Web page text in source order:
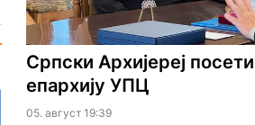
Српски Архијереј
епархију УПЦ
05. август 19:39